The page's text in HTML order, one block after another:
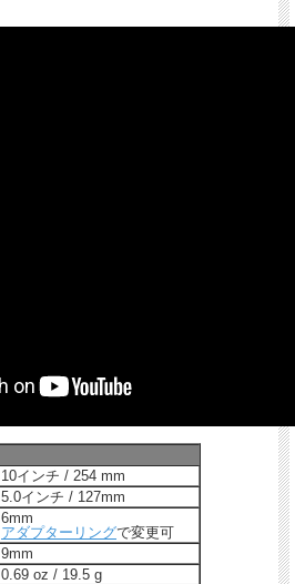
10インチ / 254 mm
5.0インチ / 127mm
6mm
アダプターリングで変更可
9mm
0.69 oz / 19.5 g